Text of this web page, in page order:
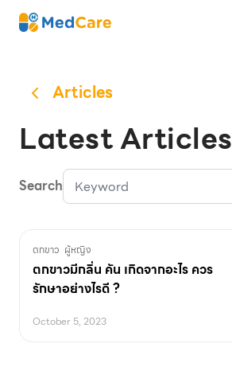
Skip
MedCare
Articles
Latest Articles
Search
ตกขาว ผู้หญิง
ตกขาวมีกลิ่น คัน เกิดจากอะไร ควร
รักษาอย่างไรดี ?
October 5, 2023